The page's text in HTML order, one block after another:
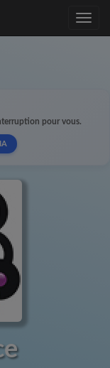
Toggle
pour vous.